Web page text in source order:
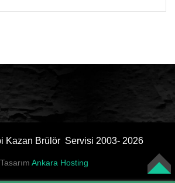
Kazan Brülör Servisi 2003- 2026
Tasarım Ankara Hosting
TOP